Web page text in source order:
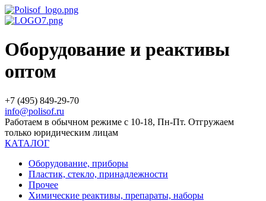
Оборудование и реактивы
оптом
+7 (495) 849-29-70
info@polisof.ru
Работаем в обычном режиме с 10-18, Пн-Пт. Отгружаем
только юридическим лицам
КАТАЛОГ
Оборудование, приборы
Пластик, стекло, принадлежности
Прочее
Химические реактивы, препараты, наборы